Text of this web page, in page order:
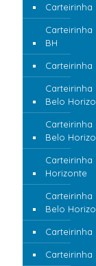
Carteirinha
Carteirinha
BH
Carteirinha
Carteirinha
Belo
Carteirinha
Belo
Carteirinha
Horizonte
Carteirinha
Belo
Carteirinha
Carteirinha